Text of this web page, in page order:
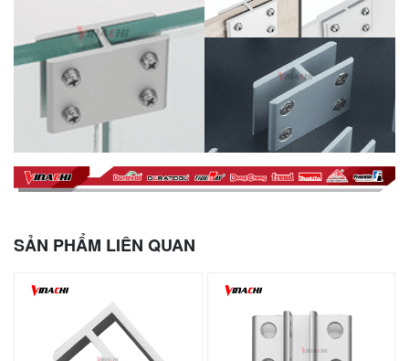
SẢN PHẨM LIÊN QUAN